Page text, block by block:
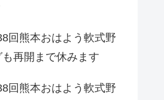
回熊本おはよう軟式野
再開まで休みます
回熊本おはよう軟式野